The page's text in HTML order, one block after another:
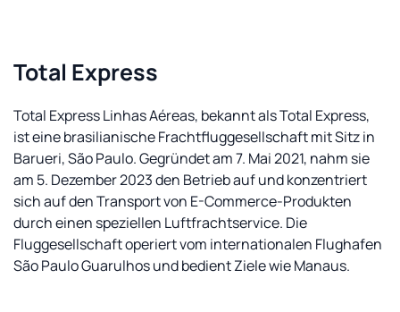
Total Express
Total Express Linhas Aéreas, bekannt als Total Express,
ist eine brasilianische Frachtfluggesellschaft mit Sitz in
Barueri, São Paulo. Gegründet am 7. Mai 2021, nahm sie
am 5. Dezember 2023 den Betrieb auf und konzentriert
sich auf den Transport von E-Commerce-Produkten
durch einen speziellen Luftfrachtservice. Die
Fluggesellschaft operiert vom internationalen Flughafen
São Paulo Guarulhos und bedient Ziele wie Manaus.